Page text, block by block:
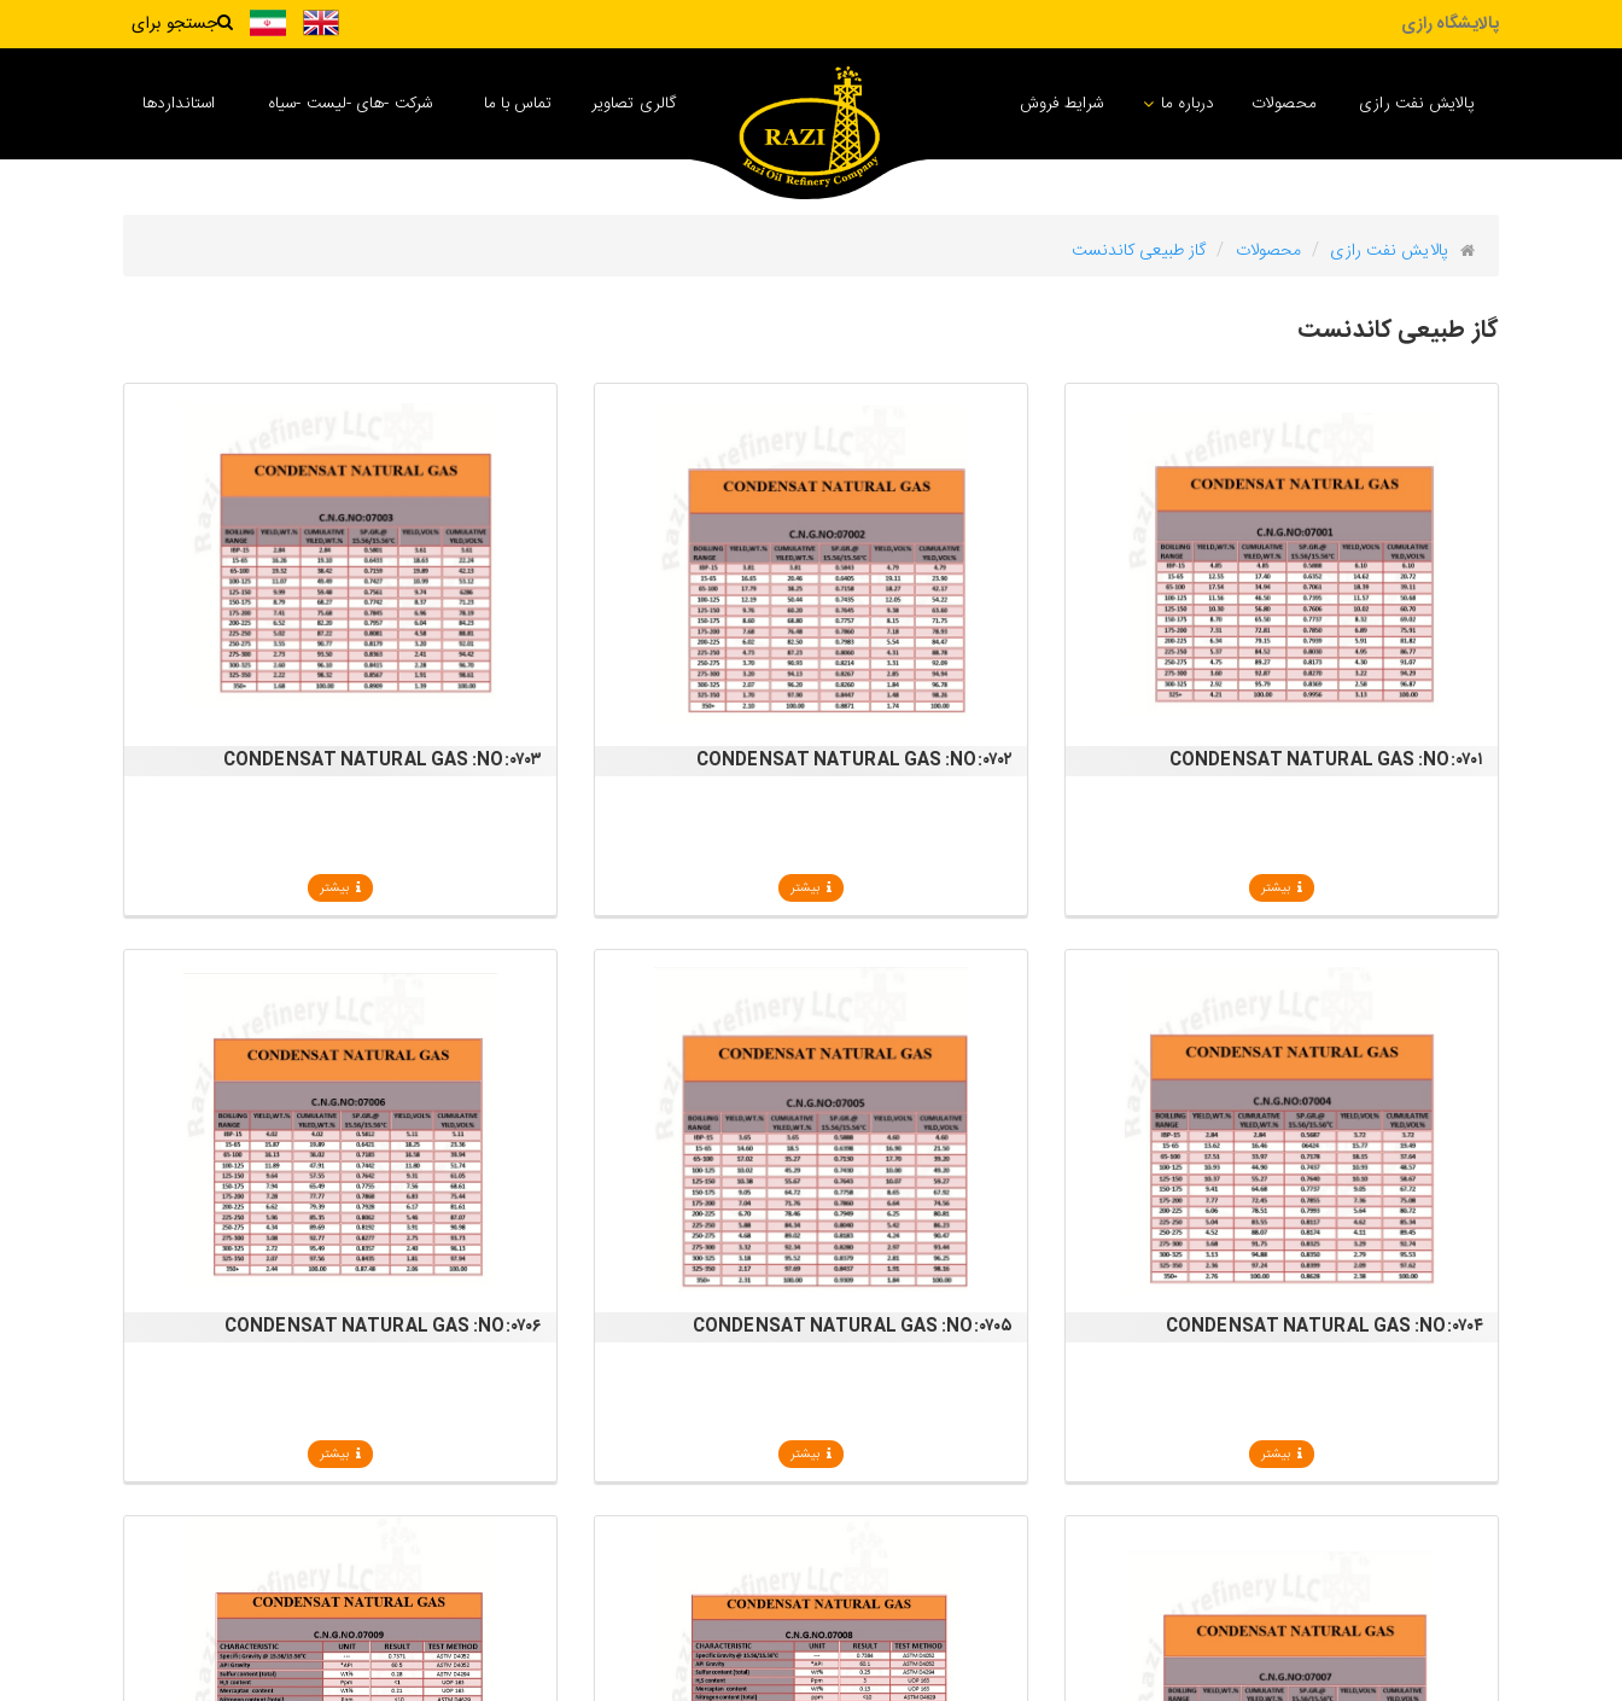
پالایشگاه رازی جستجو برای
پالایش نفت رازی محصولات درباره ما شرایط فروش گالری تصاویر تماس با ما شرکت -های -لیست -سیاه استانداردها
پالایش نفت رازی محصولات گاز طبیعی کاندنست
گاز طبیعی کاندنست
CONDENSAT NATURAL GAS :NO:۰۷۰۱
بیشتر
CONDENSAT NATURAL GAS :NO:۰۷۰۲
بیشتر
CONDENSAT NATURAL GAS :NO:۰۷۰۳
بیشتر
CONDENSAT NATURAL GAS :NO:۰۷۰۴
بیشتر
CONDENSAT NATURAL GAS :NO:۰۷۰۵
بیشتر
CONDENSAT NATURAL GAS :NO:۰۷۰۶
بیشتر